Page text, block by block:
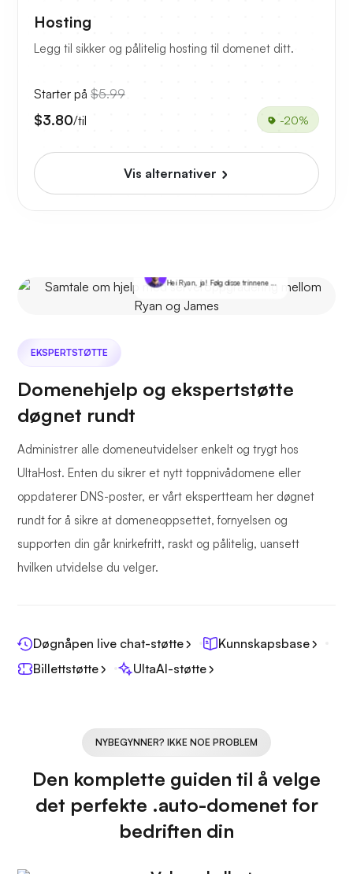
Hosting
Legg til sikker og pålitelig hosting til domenet ditt.
Starter på $5.99
$3.80/til -20%
Vis alternativer
Hei Ryan, ja! Følg disse trinnene ...
EKSPERTSTØTTE
Domenehjelp og ekspertstøtte
døgnet rundt
Administrer alle domeneutvidelser enkelt og trygt hos
UltaHost. Enten du sikrer et nytt toppnivådomene eller
oppdaterer DNS-poster, er vårt ekspertteam her døgnet
rundt for å sikre at domeneoppsettet, fornyelsen og
supporten din går knirkefritt, raskt og pålitelig, uansett
hvilken utvidelse du velger.
Døgnåpen live chat-støtte
Kunnskapsbase
Billettstøtte
UltaAI-støtte
NYBEGYNNER? IKKE NOE PROBLEM
Den komplette guiden til å velge
det perfekte .auto-domenet for
bedriften din